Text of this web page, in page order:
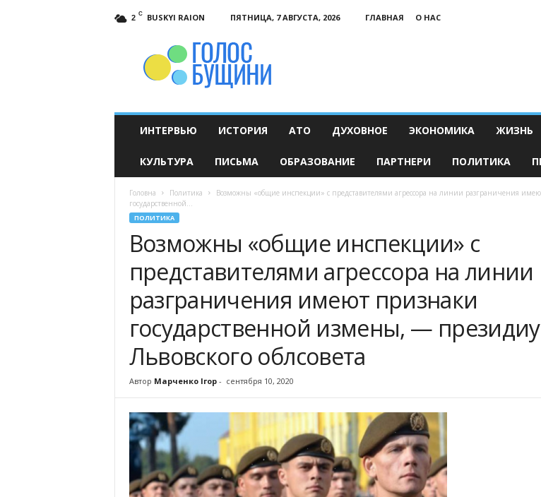
2 C BUSKYI RAION ПЯТНИЦА, 7 АВГУСТА, 2026 ГЛАВНАЯ
О НАС
ИНТЕРВЬЮ ИСТОРИЯ АТО ДУХОВНОЕ ЭКОНОМИКА ЖИЗНЬ
КУЛЬТУРА ПИСЬМА ОБРАЗОВАНИЕ ПАРТНЕРИ ПОЛИТИКА
Головна Политика
Возможны «общие инспекции» с представителями агрессора на линии разграничения
государственной...
ПОЛИТИКА
Возможны «общие инспекции» с
представителями агрессора на линии
разграничения имеют признаки
государственной измены, —
Львовского облсовета
Автор Марченко Ігор- сентября 10, 2020